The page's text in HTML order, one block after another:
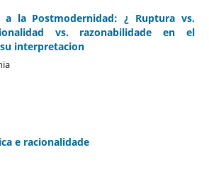
a la Postmodernidad: ¿ Ruptura vs.
vs. razonabilidade en el
interpretacion
e racionalidade